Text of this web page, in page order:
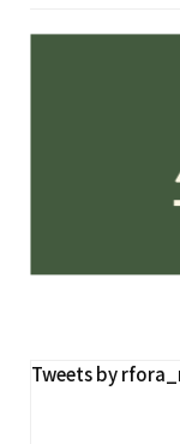
Tweets by